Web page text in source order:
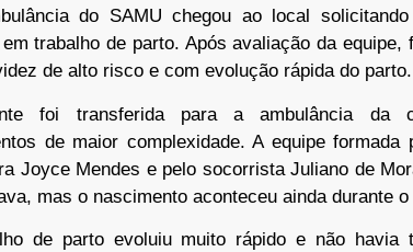
do SAMU chegou ao local
trabalho de parto. Após avaliação da
de alto risco e com evolução rápida do parto.
foi transferida para a ambulância da
de maior complexidade. A equipe
Joyce Mendes e pelo socorrista Juliano de
mas o nascimento aconteceu ainda durante
de parto evoluiu muito rápido e não havia